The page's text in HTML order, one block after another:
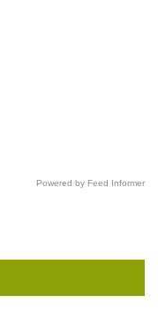
Powered by Feed Informer